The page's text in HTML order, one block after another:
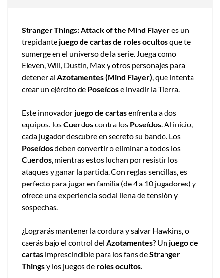
Stranger Things: Attack of the Mind Flayeres un
trepidante juego de cartas de roles ocultosque te
sumerge en el universo de la serie. Juega como
Eleven, Will, Dustin, Max y otros personajes para
detener al Azotamentes (Mind Flayer), que intenta
crear un ejército de Poseídose invadir la Tierra.
Este innovador juego de cartasenfrenta a dos
equipos: losCuerdoscontra los Poseídos. Al inicio,
cada jugador descubre en secreto su bando. Los
Poseídosdeben convertir o eliminar a todos los
Cuerdos, mientras estos luchan por resistir los
ataques y ganar la partida. Con reglas sencillas, es
perfecto para jugar en familia (de 4 a 10 jugadores) y
ofrece una experiencia social llena de tensión y
sospechas.
¿Lograrás mantener la cordura y salvar Hawkins, o
caerás bajo el control del Azotamentes? Un juego de
cartas imprescindible para los fans deStranger
Thingsy los juegos de roles ocultos.